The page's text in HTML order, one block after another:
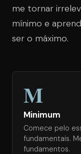
me tornar
mínimo e
ser o máximo.
M
Minimum
Comece pelo
fundamentais.
fundamentos.